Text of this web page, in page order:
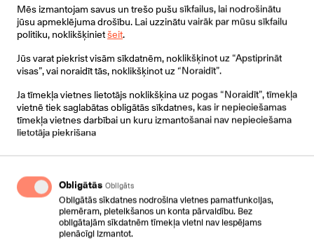
LOCAL NUMBER
Latvijas novada numurs
€ 0,30/mēn.*
Pieslēgšanas maksa: € 0,00
* Cena spēkā, pieslēdzot numurus pakalpojumiem:
CloudPBX, SIP Trunking, Xcally un tarifu plāniem.
Mēs izmantojam savus un trešo pušu sīkfailus, lai nodrošinātu
jūsu apmeklējuma drošību. Lai uzzinātu vairāk par mūsu sīkfailu
politiku, noklikšķinietšeit.
Jūs varat piekrist visām sīkdatnēm, noklikšķinot uz “Apstiprināt
visas”, vai noraidīt tās, noklikšķinot uz “Noraidīt”.
Ja tīmekļa vietnes lietotājs noklikšķina uz pogas “Noraidīt”, tīmekļa
vietnē tiek saglabātas obligātās sīkdatnes, kas ir nepieciešamas
tīmekļa vietnes darbībai un kuru izmantošanai nav nepieciešama
lietotāja piekrišana
Obligātās Obligāts
Obligātās sīkdatnes nodrošina vietnes pamatfunkcijas,
piemēram, pieteikšanos un konta pārvaldību. Bez
obligātajām sīkdatnēm tīmekļa vietni nav iespējams
pienācīgi izmantot.